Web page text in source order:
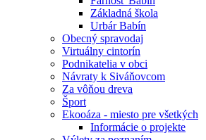
Základná škola
Urbár Babín
Obecný spravodaj
Virtuálny cintorín
Podnikatelia v obci
Návraty k Siváňovcom
Za vôňou dreva
Šport
Ekooáza - miesto pre všetkých
Informácie o projekte